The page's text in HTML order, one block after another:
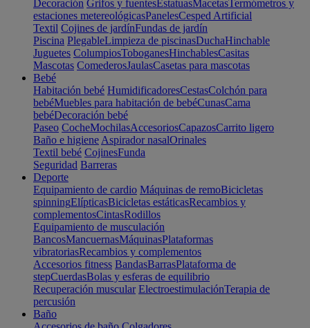
Decoración Grifos y fuentesEstatuasMacetasTermómetros y
estaciones metereológicasPanelesCesped Artificial
Textil Cojines de jardínFundas de jardín
Piscina PlegableLimpieza de piscinasDuchaHinchable
Juguetes ColumpiosToboganesHinchablesCasitas
Mascotas ComederosJaulasCasetas para mascotas
Bebé
Habitación bebé HumidificadoresCestasColchón para
bebéMuebles para habitación de bebéCunasCama
bebéDecoración bebé
Paseo CocheMochilasAccesoriosCapazosCarrito ligero
Baño e higiene Aspirador nasalOrinales
Textil bebé CojinesFunda
Seguridad Barreras
Deporte
Equipamiento de cardio Máquinas de remoBicicletas
spinningElípticasBicicletas estáticasRecambios y
complementosCintasRodillos
Equipamiento de musculación
BancosMancuernasMáquinasPlataformas
vibratoriasRecambios y complementos
Accesorios fitness BandasBarrasPlataforma de
stepCuerdasBolas y esferas de equilibrio
Recuperación muscular ElectroestimulaciónTerapia de
percusión
Baño